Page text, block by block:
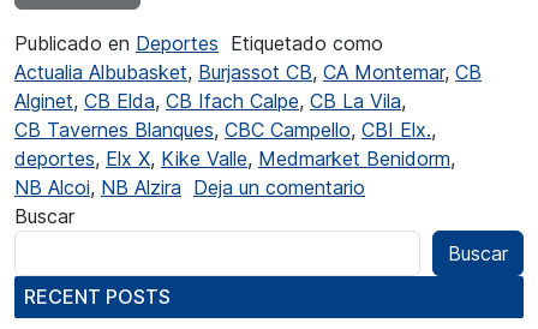
Publicado en Deportes Etiquetado como
Actualia Albubasket, Burjassot CB, CA Montemar, CB
Alginet, CB Elda, CB Ifach Calpe, CB La Vila,
CB Tavernes Blanques, CBC Campello, CBI Elx.,
deportes, Elx X, Kike Valle, Medmarket Benidorm,
NB Alcoi, NB Alzira Deja un comentario
Buscar
Buscar
RECENT POSTS